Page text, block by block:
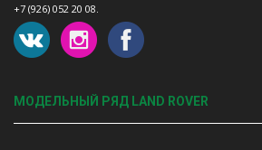
+7 (926) 052 20 08.
МОДЕЛЬНЫЙ РЯД LAND ROVER